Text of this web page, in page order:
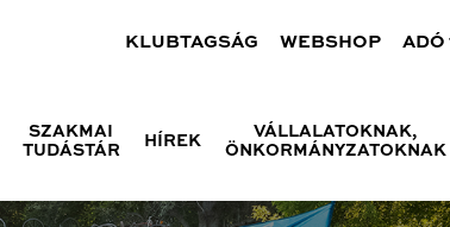
KLUBTAGSÁG WEBSHOP ADÓ
SZAKMAI
TUDÁSTÁR
HÍREK
VÁLLALATOKNAK,
ÖNKORMÁNYZATOKNAK